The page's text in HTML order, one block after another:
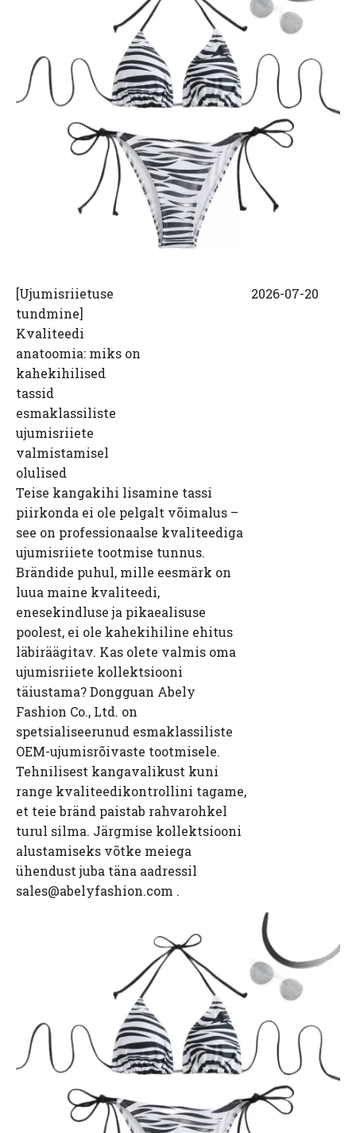
[Ujumisriietuse
tundmine]
Kvaliteedi
anatoomia: miks on
kahekihilised
tassid
esmaklassiliste
ujumisriiete
valmistamisel
olulised
Teise kangakihi lisamine tassi
piirkonda ei ole pelgalt võimalus –
see on professionaalse kvaliteediga
ujumisriiete tootmise tunnus.
Brändide puhul, mille eesmärk on
luua maine kvaliteedi,
enesekindluse ja pikaealisuse
poolest, ei ole kahekihiline ehitus
läbiräägitav. Kas olete valmis oma
ujumisriiete kollektsiooni
täiustama? Dongguan Abely
Fashion Co., Ltd. on
spetsialiseerunud esmaklassiliste
OEM-ujumisrõivaste tootmisele.
Tehnilisest kangavalikust kuni
range kvaliteedikontrollini tagame,
et teie bränd paistab rahvarohkel
turul silma. Järgmise kollektsiooni
alustamiseks võtke meiega
ühendust juba täna aadressil
sales@abelyfashion.com .
2026-07-20